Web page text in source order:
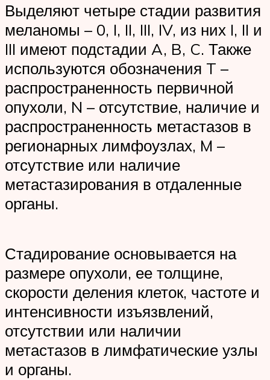
Выделяют четыре стадии развития
меланомы – 0, I, II, III, IV, из них I, II и
III имеют подстадии A, B, C. Также
используются обозначения T –
распространенность первичной
опухоли, N – отсутствие, наличие и
распространенность метастазов в
регионарных лимфоузлах, M –
отсутствие или наличие
метастазирования в отдаленные
органы.
Стадирование основывается на
размере опухоли, ее толщине,
скорости деления клеток, частоте и
интенсивности изъязвлений,
отсутствии или наличии
метастазов в лимфатические узлы
и органы.